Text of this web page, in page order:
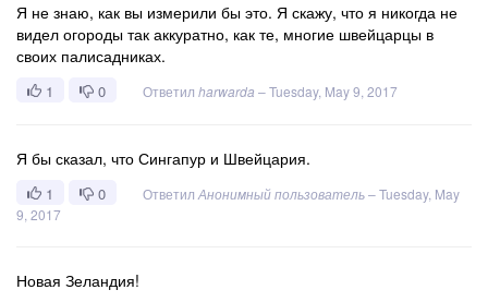
Я не знаю, как вы измерили бы это. Я скажу, что я никогда не
видел огороды так аккуратно, как те, многие швейцарцы в
своих палисадниках.
1 0 Ответил harwarda –Tuesday, May 9, 2017
Я бы сказал, что Сингапур и Швейцария.
1 0 Ответил Анонимный пользователь–Tuesday, May
9, 2017
Новая Зеландия!